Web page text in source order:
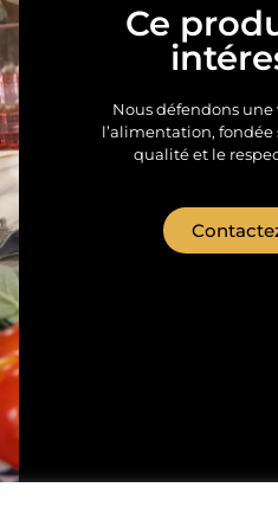
Ce
Nous défendons
l’alimentation, fondée
qualité et le